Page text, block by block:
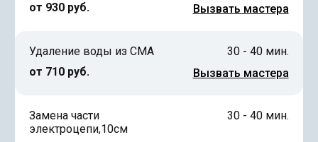
от 930 руб.
Вызвать мастера
Удаление воды из СМА
от 710 руб.
30 - 40 мин.
Вызвать мастера
Замена части
электроцепи,10см
30 - 40 мин.